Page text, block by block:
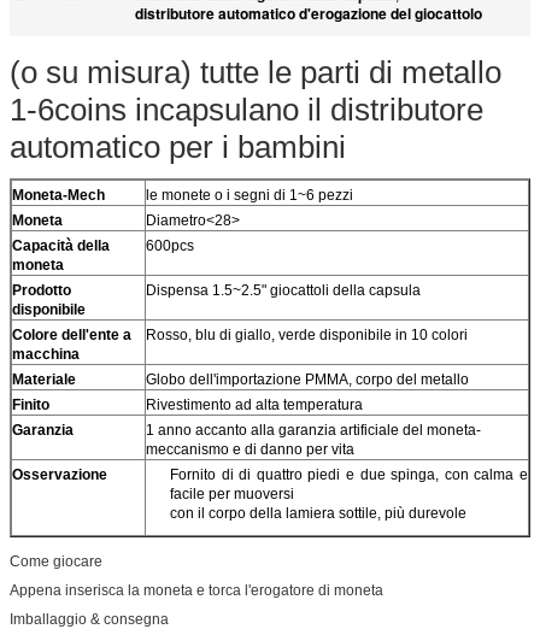
distributore automatico d'erogazione del giocattolo
(o su misura) tutte le parti di metallo
1-6coins incapsulano il distributore
automatico per i bambini
Moneta-Mech
le monete o i segni di 1~6 pezzi
Moneta
Diametro<28>
Capacità della
moneta
600pcs
Prodotto
disponibile
Dispensa 1.5~2.5" giocattoli della capsula
Colore dell'ente a
macchina
Rosso, blu di giallo, verde disponibile in 10 colori
Materiale
Globo dell'importazione PMMA, corpo del metallo
Finito
Rivestimento ad alta temperatura
Garanzia
1 anno accanto alla garanzia artificiale del moneta-
meccanismo e di danno per vita
Osservazione
Fornito di di quattro piedi e due spinga, con calma e
facile per muoversi
con il corpo della lamiera sottile, più durevole
Come giocare
Appena inserisca la moneta e torca l'erogatore di moneta
Imballaggio & consegna